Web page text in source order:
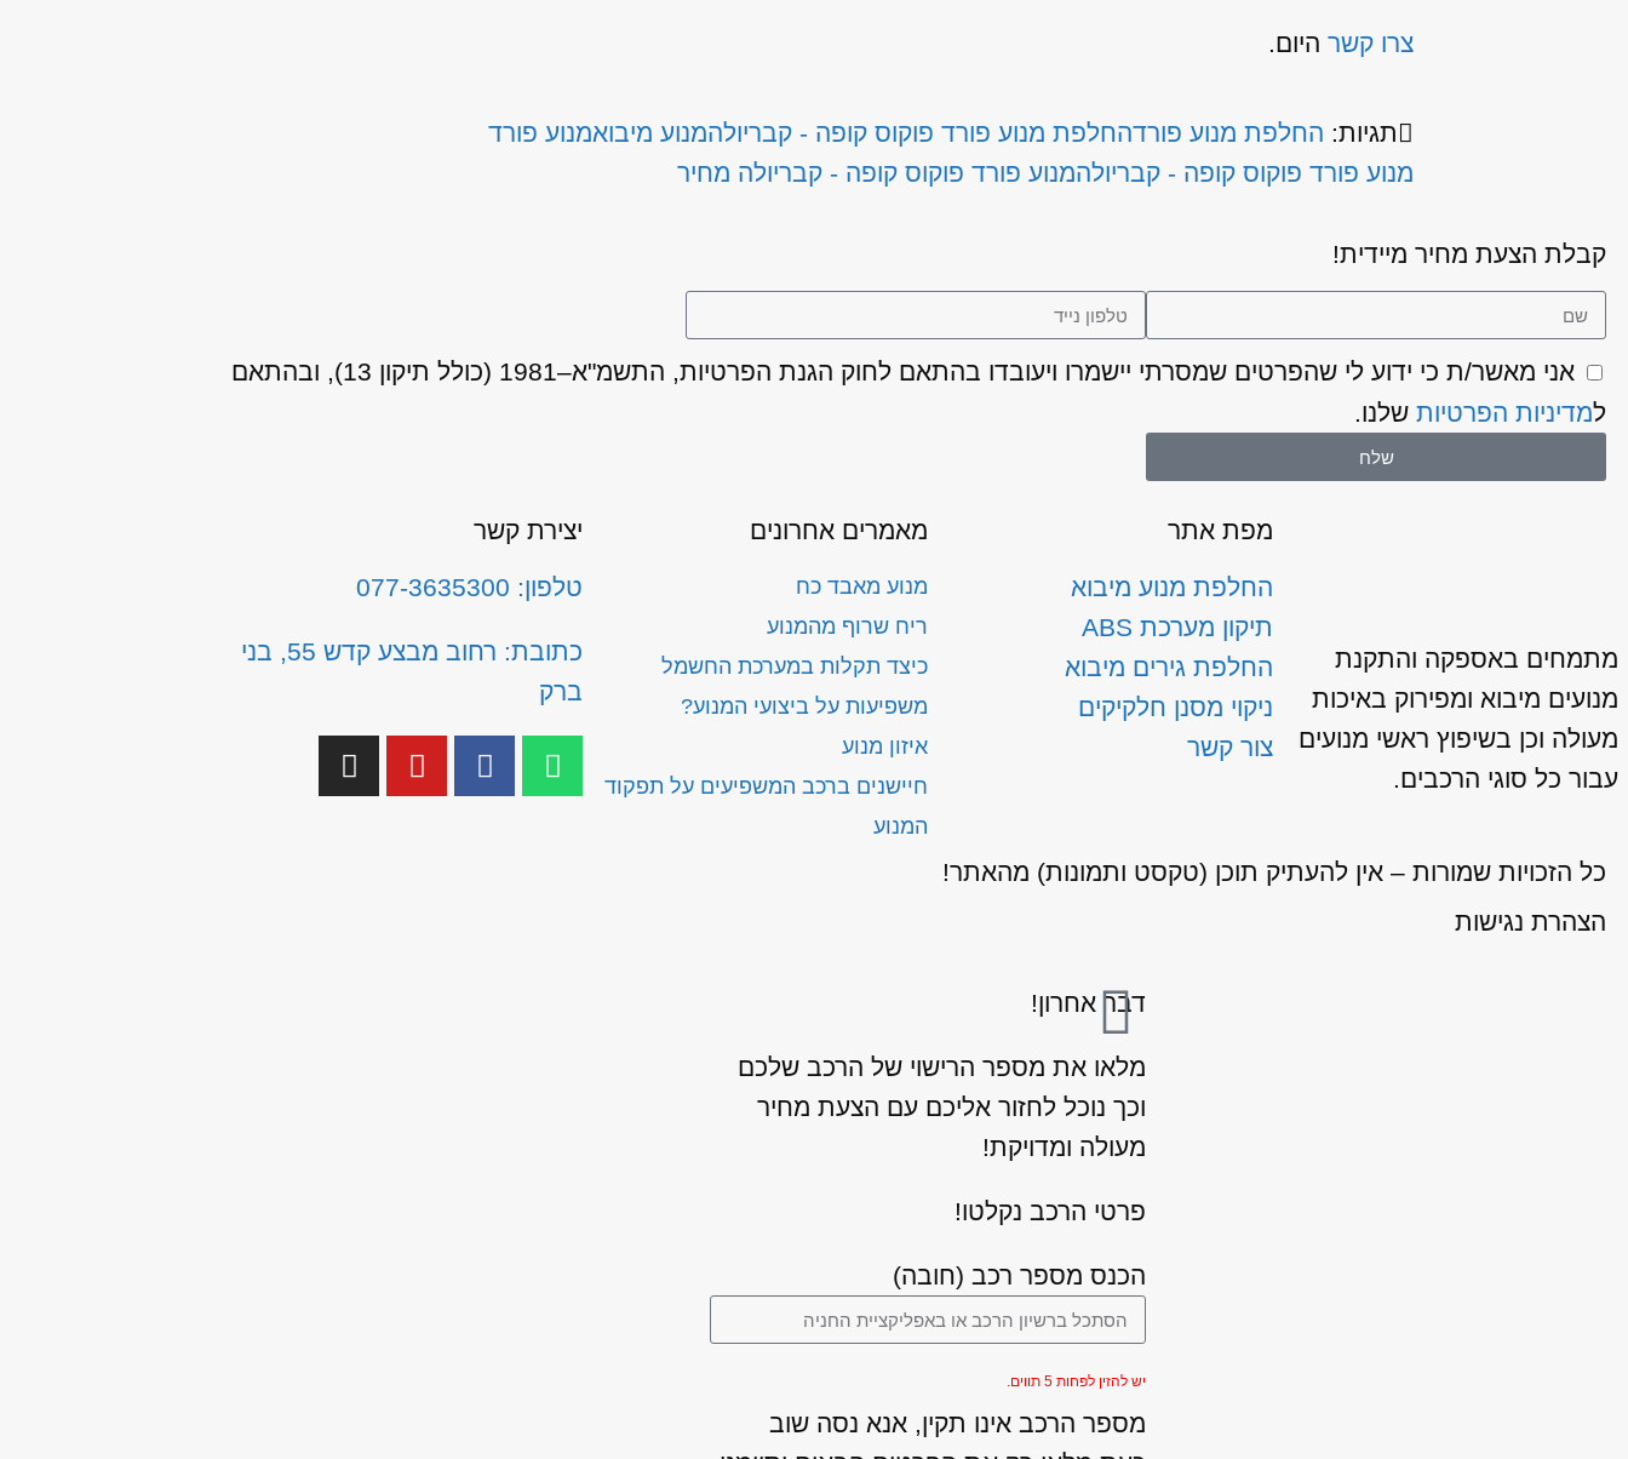
צרו קשר היום.
תגיות: החלפת מנוע פורדהחלפת מנוע פורד פוקוס קופה - קבריולהמנוע מיבואמנוע פורד
מנוע פורד פוקוס קופה - קבריולהמנוע פורד פוקוס קופה - קבריולה מחיר
קבלת הצעת מחיר מיידית!
אני מאשר/ת כי ידוע לי שהפרטים שמסרתי יישמרו ויעובדו בהתאם לחוק הגנת הפרטיות, התשמ"א–1981 (כולל תיקון 13), ובהתאם
למדיניות הפרטיות שלנו.
שלח
מתמחים באספקה והתקנת
מנועים מיבוא ומפירוק באיכות
מעולה וכן בשיפוץ ראשי מנועים
עבור כל סוגי הרכבים.
מפת אתר
החלפת מנוע מיבוא
תיקון מערכת ABS
החלפת גירים מיבוא
ניקוי מסנן חלקיקים
צור קשר
מאמרים אחרונים
מנוע מאבד כח
ריח שרוף מהמנוע
כיצד תקלות במערכת החשמל
משפיעות על ביצועי המנוע?
איזון מנוע
חיישנים ברכב המשפיעים על תפקוד
המנוע
יצירת קשר
טלפון: 077-3635300
כתובת: רחוב מבצע קדש 55, בני
ברק
כל הזכויות שמורות – אין להעתיק תוכן (טקסט ותמונות) מהאתר!
הצהרת נגישות
דבר אחרון!
מלאו את מספר הרישוי של הרכב שלכם
וכך נוכל לחזור אליכם עם הצעת מחיר
מעולה ומדויקת!
פרטי הרכב נקלטו!
הכנס מספר רכב (חובה)
יש להזין לפחות 5 תווים.
מספר הרכב אינו תקין, אנא נסה שוב